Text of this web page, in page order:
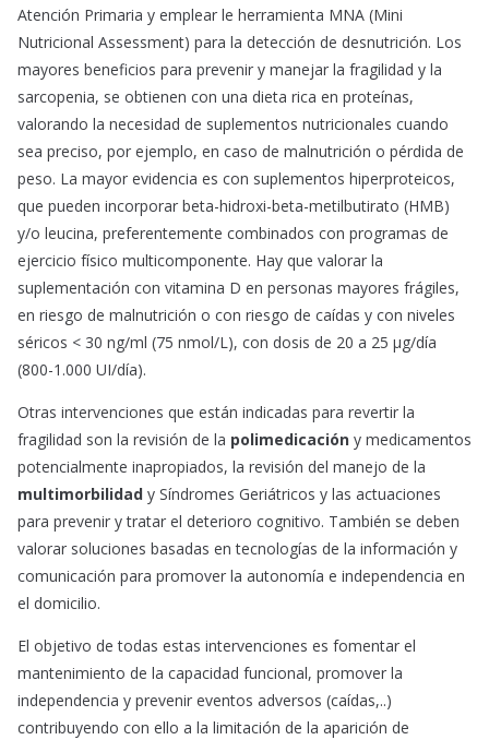
Atención Primaria y emplear le herramienta MNA (Mini
Nutricional Assessment) para la detección de desnutrición. Los
mayores beneficios para prevenir y manejar la fragilidad y la
sarcopenia, se obtienen con una dieta rica en proteínas,
valorando la necesidad de suplementos nutricionales cuando
sea preciso, por ejemplo, en caso de malnutrición o pérdida de
peso. La mayor evidencia es con suplementos hiperproteicos,
que pueden incorporar beta-hidroxi-beta-metilbutirato (HMB)
y/o leucina, preferentemente combinados con programas de
ejercicio físico multicomponente. Hay que valorar la
suplementación con vitamina D en personas mayores frágiles,
en riesgo de malnutrición o con riesgo de caídas y con niveles
séricos < 30 ng/ml (75 nmol/L), con dosis de 20 a 25 μg/día
(800-1.000 UI/día).
Otras intervenciones que están indicadas para revertir la
fragilidad son la revisión de la polimedicación y medicamentos
potencialmente inapropiados, la revisión del manejo de la
multimorbilidad y Síndromes Geriátricos y las actuaciones
para prevenir y tratar el deterioro cognitivo. También se deben
valorar soluciones basadas en tecnologías de la información y
comunicación para promover la autonomía e independencia en
el domicilio.
El objetivo de todas estas intervenciones es fomentar el
mantenimiento de la capacidad funcional, promover la
independencia y prevenir eventos adversos (caídas,..)
contribuyendo con ello a la limitación de la aparición de